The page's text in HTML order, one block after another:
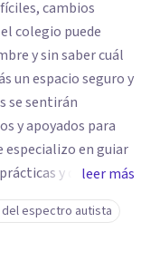
cambios
colegio puede
y sin saber cuál
un espacio seguro y
se sentirán
y apoyados para
y dinámicas
de lado las
de trabajar se
hay detrás del
leer más
espectro autista